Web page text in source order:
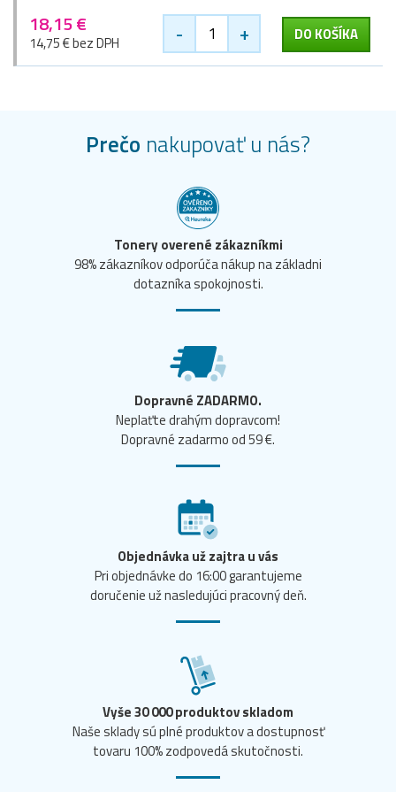
18,15 €
14,75 € bez DPH - + DO KOŠÍKA
Prečo nakupovať u nás?
Tonery overené zákazníkmi
98% zákazníkov odporúča nákup na základni
dotazníka spokojnosti.
Dopravné ZADARMO.
Neplaťte drahým dopravcom!
Dopravné zadarmo od 59 €.
Objednávka už zajtra u vás
Pri objednávke do 16:00 garantujeme
doručenie už nasledujúci pracovný deň.
Vyše 30 000 produktov skladom
Naše sklady sú plné produktov a dostupnosť
tovaru 100% zodpovedá skutočnosti.